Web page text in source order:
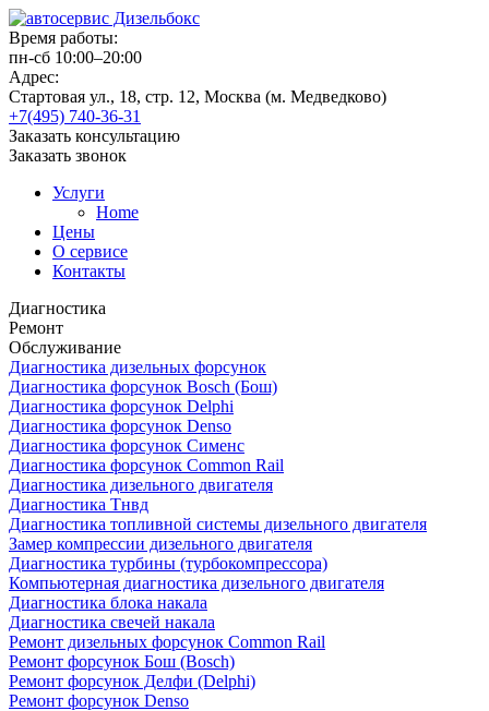
Время работы:
пн-сб 10:00–20:00
Адрес:
Стартовая ул., 18, стр. 12, Москва (м. Медведково)
+7(495) 740-36-31
Заказать консультацию
Заказать звонок
Услуги
Home
Цены
О сервисе
Контакты
Диагностика
Ремонт
Обслуживание
Диагностика дизельных форсунок
Диагностика форсунок Bosch (Бош)
Диагностика форсунок Delphi
Диагностика форсунок Denso
Диагностика форсунок Сименс
Диагностика форсунок Common Rail
Диагностика дизельного двигателя
Диагностика Тнвд
Диагностика топливной системы дизельного двигателя
Замер компрессии дизельного двигателя
Диагностика турбины (турбокомпрессора)
Компьютерная диагностика дизельного двигателя
Диагностика блока накала
Диагностика свечей накала
Ремонт дизельных форсунок Common Rail
Ремонт форсунок Бош (Bosch)
Ремонт форсунок Делфи (Delphi)
Ремонт форсунок Denso